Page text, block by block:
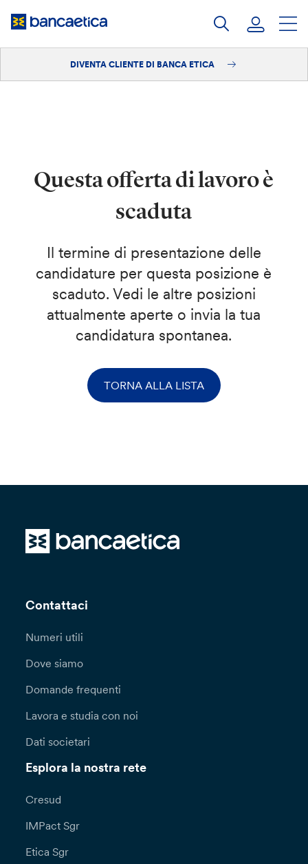
DIVENTA CLIENTE DI BANCA ETICA
Questa offerta di lavoro è
scaduta
Il termine di presentazione delle
candidature per questa posizione è
scaduto. Vedi le altre posizioni
attualmente aperte o invia la tua
candidatura spontanea.
TORNA ALLA LISTA
Contattaci
Numeri utili
Dove siamo
Domande frequenti
Lavora e studia con noi
Dati societari
Esplora la nostra rete
Cresud
IMPact Sgr
Etica Sgr